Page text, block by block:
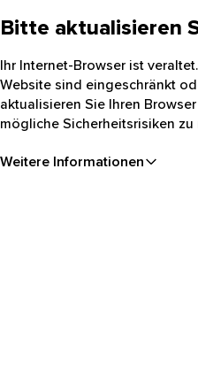
Bitte aktualisieren
Ihr Internet-Browser ist
Website sind eingeschränkt
aktualisieren Sie Ihren
mögliche Sicherheitsrisiken zu
Weitere Informationen